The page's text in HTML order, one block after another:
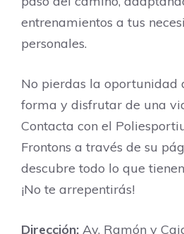
entrenamientos a tus
personales.
No pierdas la oportunidad
forma y disfrutar de una
Contacta con el
Frontons a través de su
descubre todo lo que
¡No te arrepentirás!
Dirección: Av. Ramón y